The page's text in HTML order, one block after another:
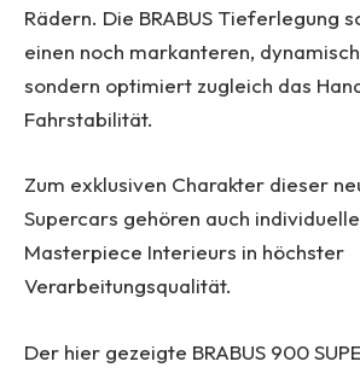
Rädern. Die BRABUS Tieferlegung
einen noch markanteren,
sondern optimiert zugleich das
Fahrstabilität.
Zum exklusiven Charakter dieser
Supercars gehören auch individuelle
Masterpiece Interieurs in höchster
Verarbeitungsqualität.
Der hier gezeigte BRABUS 900